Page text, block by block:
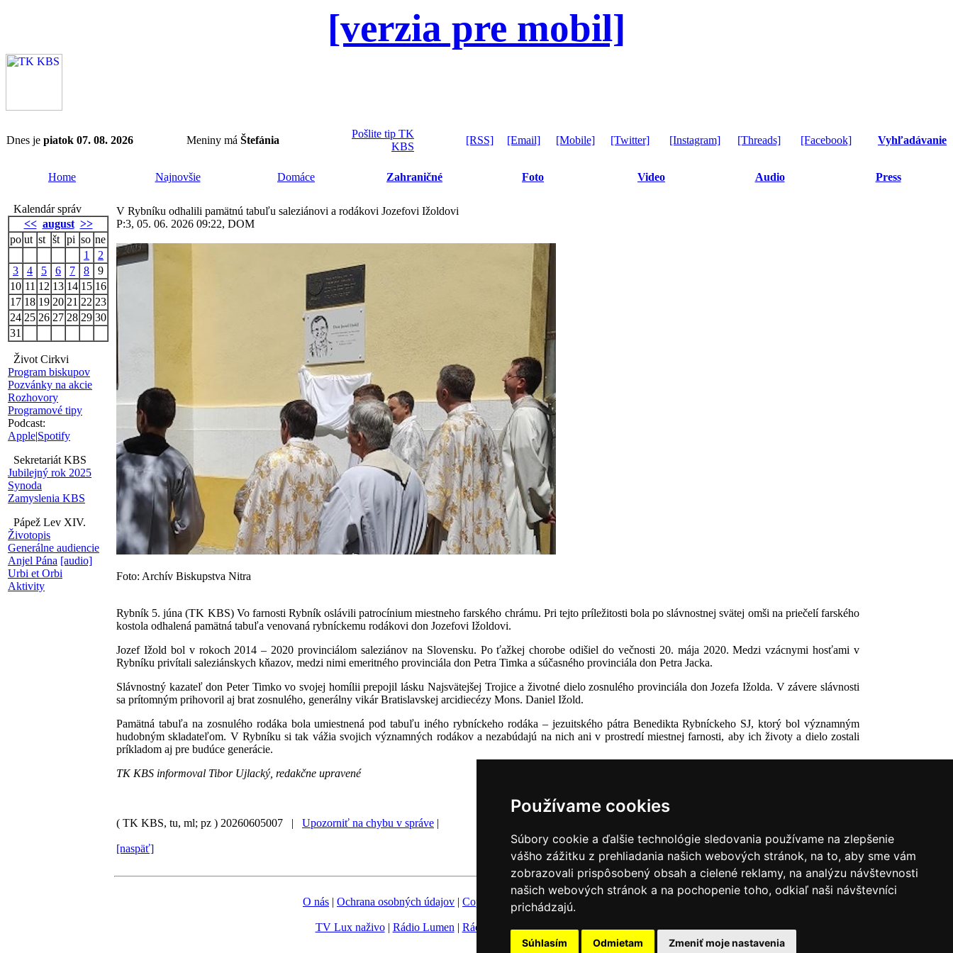
Používame cookies
Súbory cookie a ďalšie technológie sledovania používame na zlepšenie
vášho zážitku z prehliadania našich webových stránok, na to, aby sme vám
zobrazovali prispôsobený obsah a cielené reklamy, na analýzu návštevnosti
našich webových stránok a na pochopenie toho, odkiaľ naši návštevníci
prichádzajú.
Súhlasím Odmietam Zmeniť moje nastavenia
[verzia pre mobil]
Dnes je piatok 07. 08. 2026 Meniny má Štefánia
Pošlite tip TK
KBS
[RSS] [Email] [Mobile] [Twitter] [Instagram] [Threads] [Facebook] Vyhľadávanie
Home Najnovšie Domáce Zahraničné Foto Video Audio Press
Kalendár správ
<< august >>
po ut st št pi so ne
1
2
3
4 5 6 7 8
9
10 11 12 13 14 15 16
17 18 19 20 21 22 23
24 25 26 27 28 29 30
31
Život Cirkvi
Program biskupov
Pozvánky na akcie
Rozhovory
Programové tipy
Podcast:
Apple|Spotify
Sekretariát KBS
Jubilejný rok 2025
Synoda
Zamyslenia KBS
Pápež Lev XIV.
Životopis
Generálne audiencie
Anjel Pána [audio]
Urbi et Orbi
Aktivity
V Rybníku odhalili pamätnú tabuľu saleziánovi a rodákovi Jozefovi Ižoldovi
P:3, 05. 06. 2026 09:22, DOM
Foto: Archív Biskupstva Nitra
Rybník 5. júna (TK KBS) Vo farnosti Rybník oslávili patrocínium miestneho farského chrámu. Pri tejto príležitosti bola po slávnostnej svätej omši na priečelí farského
kostola odhalená pamätná tabuľa venovaná rybníckemu rodákovi don Jozefovi Ižoldovi.
Jozef Ižold bol v rokoch 2014 – 2020 provinciálom saleziánov na Slovensku. Po ťažkej chorobe odišiel do večnosti 20. mája 2020. Medzi vzácnymi hosťami v
Rybníku privítali saleziánskych kňazov, medzi nimi emeritného provinciála don Petra Timka a súčasného provinciála don Petra Jacka.
Slávnostný kazateľ don Peter Timko vo svojej homílii prepojil lásku Najsvätejšej Trojice a životné dielo zosnulého provinciála don Jozefa Ižolda. V závere slávnosti
sa prítomným prihovoril aj brat zosnulého, generálny vikár Bratislavskej arcidiecézy Mons. Daniel Ižold.
Pamätná tabuľa na zosnulého rodáka bola umiestnená pod tabuľu iného rybníckeho rodáka – jezuitského pátra Benedikta Rybníckeho SJ, ktorý bol významným
hudobným skladateľom. V Rybníku si tak vážia svojich významných rodákov a nezabúdajú na nich ani v prostredí miestnej farnosti, aby ich životy a dielo zostali
príkladom aj pre budúce generácie.
TK KBS informoval Tibor Ujlacký, redakčne upravené
( TK KBS, tu, ml; pz ) 20260605007 | Upozorniť na chybu v správe |
[naspäť]
O nás | Ochrana osobných údajov | Copyright Fotobanka |Hovorca KBS
TV Lux naživo| Rádio Lumen | Rádio Vatikán|SSV|Katolícke noviny|Výveska|Do kostola